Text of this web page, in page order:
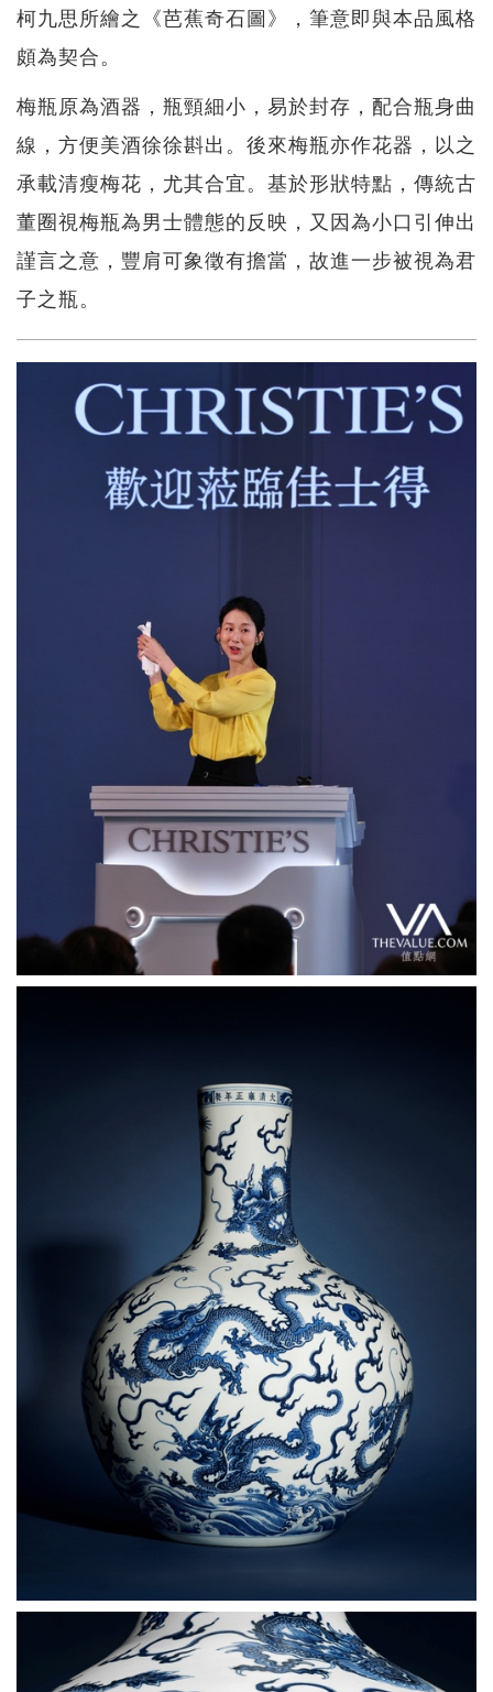
柯九思所繪之《芭蕉奇石圖》，筆意即與本品風格
頗為契合。
梅瓶原為酒器，瓶頸細小，易於封存，配合瓶身曲
線，方便美酒徐徐斟出。後來梅瓶亦作花器，以之
承載清瘦梅花，尤其合宜。基於形狀特點，傳統古
董圈視梅瓶為男士體態的反映，又因為小口引伸出
謹言之意，豐肩可象徵有擔當，故進一步被視為君
子之瓶。